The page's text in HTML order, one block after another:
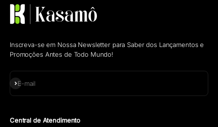
Inscreva-se em Nossa Newsletter para Saber dos Lançamentos e
Promoções Antes de Todo Mundo!
E-mail
Assinar
Central de Atendimento